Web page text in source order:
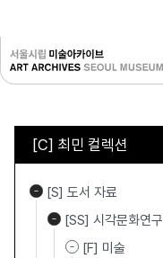
[C] 최민 컬렉션
[S] 도서 자료
[SS] 시각문화연구
[F] 미술